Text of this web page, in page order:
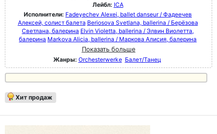
Лейбл: ICA
Исполнители: Fadeyechev Alexei, ballet danseur / Фадеечев
Алексей, солист балета Beriosova Svetlana, ballerina / Берёзова
Светлана, балерина Elvin Violetta, ballerina / Элвин Виолетта,
балерина Markova Alicia, ballerina / Маркова Алисия, балерина
Показать больше
Жанры: Orchesterwerke Балет/Танец
Хит продаж